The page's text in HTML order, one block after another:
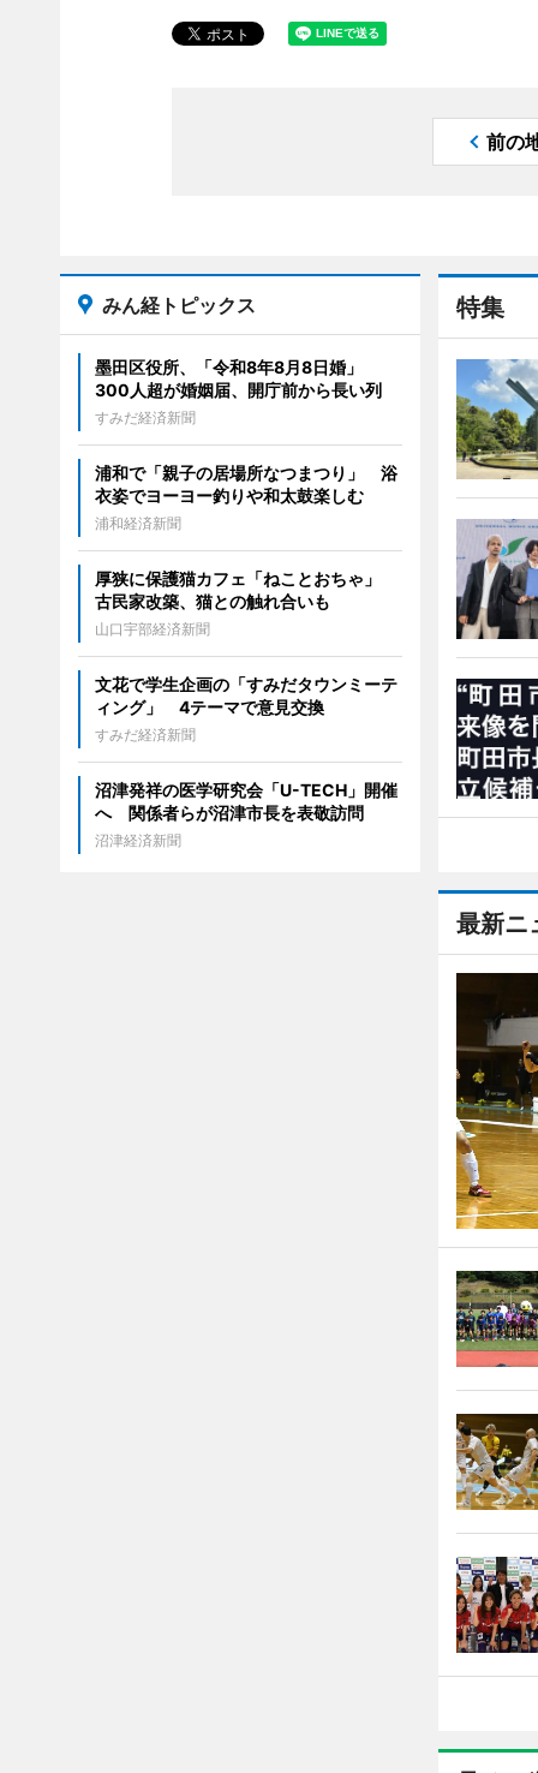
前の
特集
最新ニ
みん経トピックス
墨田区役所、「令和8年8月8日婚」
300人超が婚姻届、開庁前から長い列
すみだ経済新聞
浦和で「親子の居場所なつまつり」 浴
衣姿でヨーヨー釣りや和太鼓楽しむ
浦和経済新聞
厚狭に保護猫カフェ「ねことおちゃ」
古民家改築、猫との触れ合いも
山口宇部経済新聞
文花で学生企画の「すみだタウンミーテ
ィング」 4テーマで意見交換
すみだ経済新聞
沼津発祥の医学研究会「U-TECH」開催
へ 関係者らが沼津市長を表敬訪問
沼津経済新聞